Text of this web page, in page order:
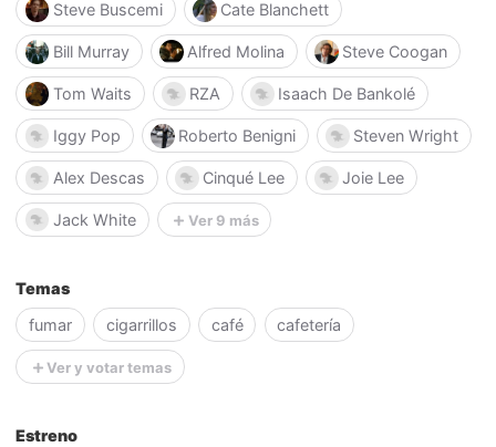
Steve Buscemi
Cate Blanchett
Bill Murray Alfred Molina Steve Coogan
Tom Waits RZA Isaach De Bankolé
Iggy Pop Roberto Benigni Steven Wright
Alex Descas Cinqué Lee Joie Lee
Jack White Ver 9 más
Temas
fumar
cigarrillos café cafetería
Ver y votar temas
Estreno